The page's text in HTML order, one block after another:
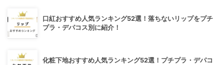
口紅おすすめ人気ランキング52選！落ちないリップをプチ
プラ・デパコス別に紹介！
化粧下地おすすめ人気ランキング52選！プチプラ・デパコ